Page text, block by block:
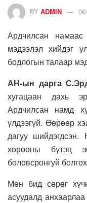
BY ADMIN
Ардчилсан
мэдээлэл хийдэг
бодлогын талаар
АН-ын дарга
хугацаан дахь
Ардчилсан намд
үлдээгүй. Өөрөөр
дагуу шийдэгдсэн.
хорооны бүтэц
боловсронгуй
Мөн бид сөрөг
асуудалд